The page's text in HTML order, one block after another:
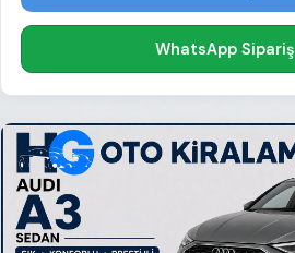
WhatsApp Sipariş